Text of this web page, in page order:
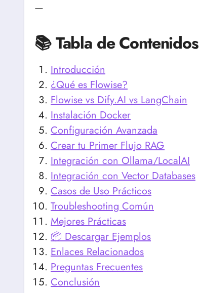
—
📚 Tabla de Contenidos
Introducción
¿Qué es Flowise?
Flowise vs Dify.AI vs LangChain
Instalación Docker
Configuración Avanzada
Crear tu Primer Flujo RAG
Integración con Ollama/LocalAI
Integración con Vector Databases
Casos de Uso Prácticos
Troubleshooting Común
Mejores Prácticas
📦 Descargar Ejemplos
Enlaces Relacionados
Preguntas Frecuentes
Conclusión